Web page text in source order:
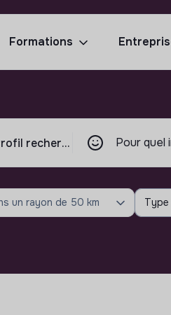
Formations
Pour quel
un rayon de 50 km